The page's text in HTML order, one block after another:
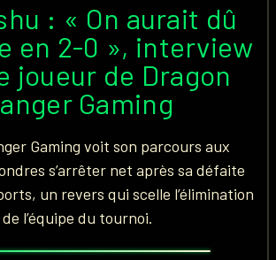
: « On aurait dû
en 2-0 », interview
joueur de Dragon
Gaming
Gaming voit son parcours aux
s’arrêter net après sa défaite
un revers qui scelle l’élimination
de l’équipe du tournoi.